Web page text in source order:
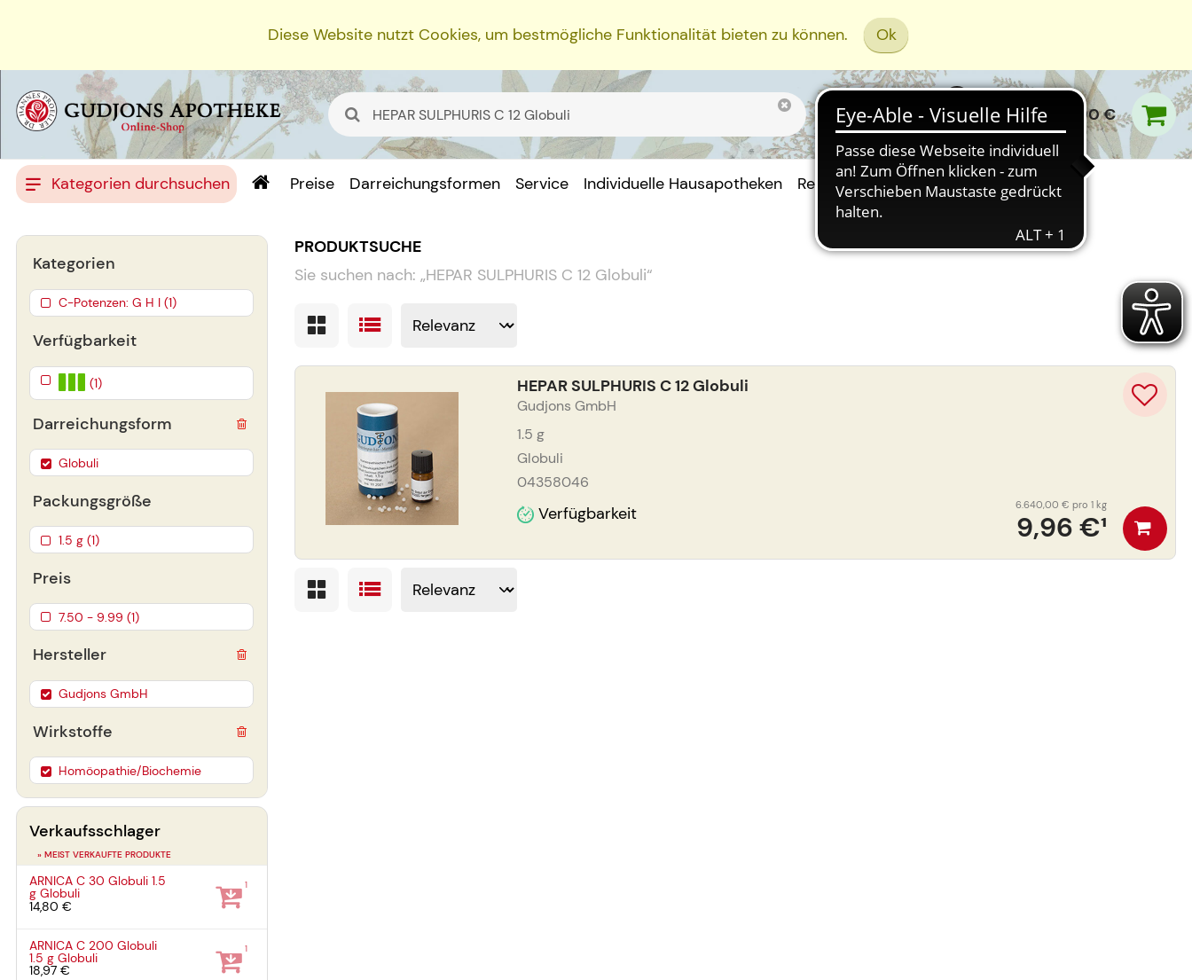
Diese Website nutzt Cookies, um bestmögliche Funktionalität bieten zu können. Ok
0,00 €
Kategorien durchsuchen Preise Darreichungsformen Service Individuelle Hausapotheken Rezept Einreichen
PRODUKTSUCHE
Sie suchen nach: „HEPAR SULPHURIS C 12 Globuli“
HEPAR SULPHURIS C 12 Globuli
Gudjons GmbH
1.5 g
Globuli
04358046
Verfügbarkeit 9,96 €¹
6.640,00 € pro 1 kg
Verfügbarkeit
(1)
Darreichungsform
Globuli
Packungsgröße
1.5 g (1)
Preis
7.50 - 9.99 (1)
Hersteller
Gudjons GmbH
Wirkstoffe
Homöopathie/Biochemie
Kategorien
C-Potenzen: G H I (1)
Verkaufsschlager
» MEIST VERKAUFTE PRODUKTE
ARNICA C 30 Globuli1.5
gGlobuli
14,80 €
1
ARNICA C 200 Globuli
1.5 gGlobuli
18,97 €
1